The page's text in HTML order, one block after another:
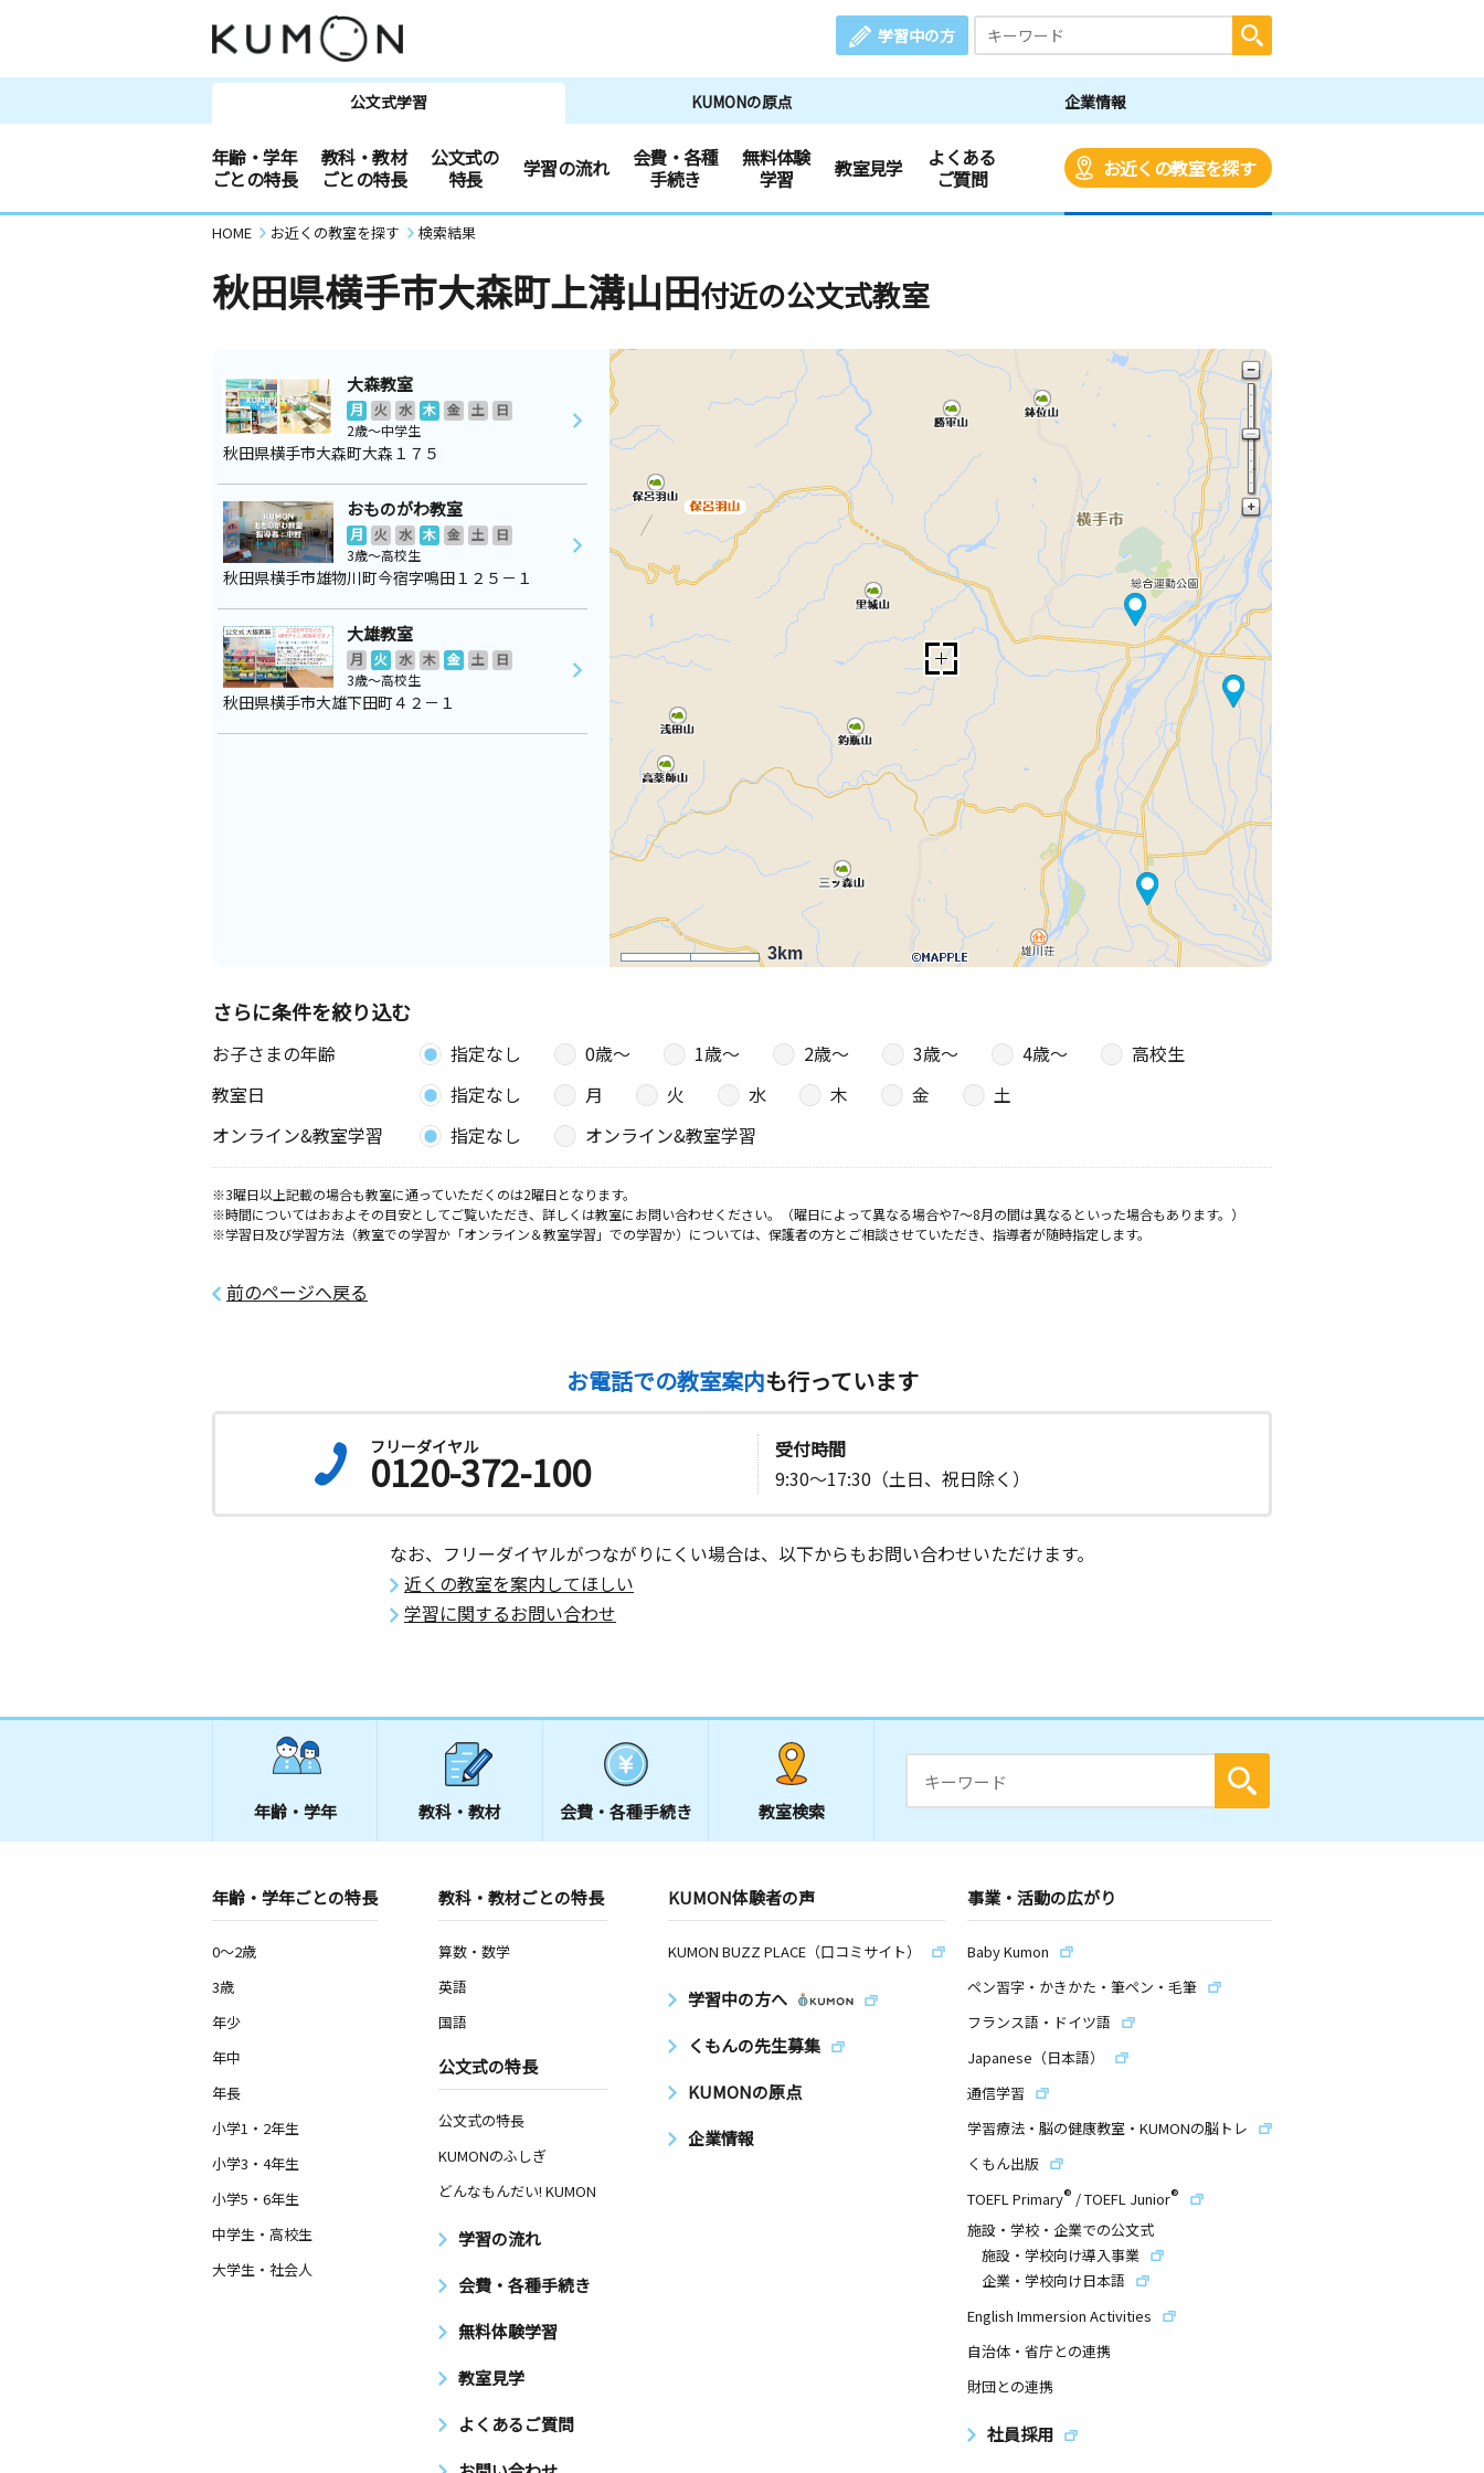
学習中の方
公文式学習 KUMONの原点 企業情報
年齢・学年
ごとの特長
教科・教材
ごとの特長
公文式の
特長
学習の流れ
会費・各種
手続き
無料体験
学習
教室見学
よくある
ご質問
お近くの教室を探す
HOME お近くの教室を探す 検索結果
秋田県横手市大森町上溝山田付近の公文式教室
3km
大森教室
月 火 水 木 金 土
日
2歳～中学生
秋田県横手市大森町大森１７５
おものがわ教室
月 火 水 木 金 土
日
3歳～高校生
秋田県横手市雄物川町今宿字鳴田１２５－１
大雄教室
月 火 水 木 金 土
日
3歳～高校生
秋田県横手市大雄下田町４２－１
さらに条件を絞り込む
お子さまの年齢 指定なし 0歳〜 1歳〜 2歳〜 3歳〜 4歳〜
高校生
教室日
指定なし 月 火 水 木 金
土
オンライン&教室学習
指定なし オンライン&教室学習
※3曜日以上記載の場合も教室に通っていただくのは2曜日となります。
※時間についてはおおよその目安としてご覧いただき、詳しくは教室にお問い合わせください。（曜日によって異なる場合や7～8月の間は異なるといった場合もあります。）
※学習日及び学習方法（教室での学習か「オンライン＆教室学習」での学習か）については、保護者の方とご相談させていただき、指導者が随時指定します。
前のページへ戻る
お電話での教室案内も行っています
フリーダイヤル
0120-372-100
受付時間
9:30～17:30（土日、祝日除く）
なお、フリーダイヤルがつながりにくい場合は、以下からもお問い合わせいただけます。
近くの教室を案内してほしい
学習に関するお問い合わせ
年齢・学年 教科・教材 会費・ 各種手続き 教室検索
年齢・学年ごとの特長
0～2歳
3歳
年少
年中
年長
小学1・2年生
小学3・4年生
小学5・6年生
中学生・高校生
大学生・社会人
教科・教材ごとの特長
算数・数学
英語
国語
公文式の特長
公文式の特長
KUMONのふしぎ
どんなもんだい! KUMON
学習の流れ
会費・各種手続き
無料体験学習
教室見学
よくあるご質問
KUMON体験者の声
KUMON BUZZ PLACE（口コミサイト）
学習中の方へ
くもんの先生募集
KUMONの原点
企業情報
事業・活動の広がり
Baby Kumon
ペン習字・かきかた・筆ペン・毛筆
フランス語・ドイツ語
Japanese（日本語）
通信学習
学習療法・脳の健康教室・KUMONの脳トレ
くもん出版
TOEFL Primary® /TOEFL Junior®
施設・学校・企業での公文式
施設・学校向け導入事業
企業・学校向け日本語
English Immersion Activities
自治体・省庁との連携
財団との連携
社員採用